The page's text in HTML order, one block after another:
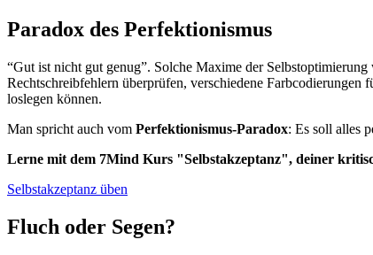
Paradox des Perfektionismus
“Gut ist nicht gut genug”. Solche Maxime der
Rechtschreibfehlern überprüfen, verschiedene
loslegen können.
Man spricht auch vom Perfektionismus-Paradox: Es soll alles
Lerne mit dem 7Mind Kurs "Selbstakzeptanz", deiner
Selbstakzeptanz üben
Fluch oder Segen?